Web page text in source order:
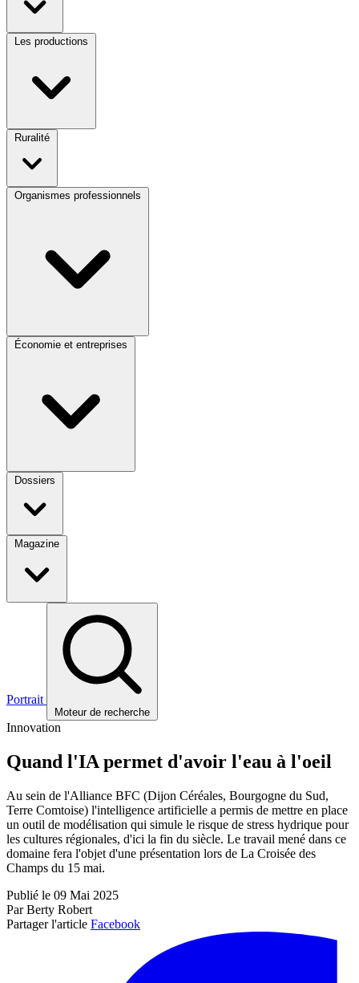
Les productions
Ruralité
Organismes professionnels
Économie et entreprises
Dossiers
Magazine
Portrait
Moteur de recherche
Innovation
Quand l'IA permet d'avoir l'eau à l'oeil
Au sein de l'Alliance BFC (Dijon Céréales, Bourgogne du Sud,
Terre Comtoise) l'intelligence artificielle a permis de mettre en place
un outil de modélisation qui simule le risque de stress hydrique pour
les cultures régionales, d'ici la fin du siècle. Le travail mené dans ce
domaine fera l'objet d'une présentation lors de La Croisée des
Champs du 15 mai.
Publié le 09 Mai 2025
Par Berty Robert
Partager l'article Facebook